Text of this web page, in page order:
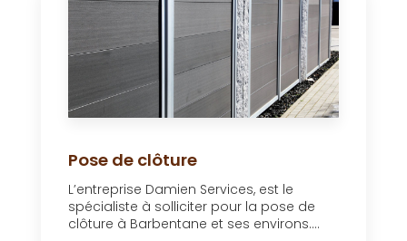
Pose de clôture
L’entreprise Damien Services, est le
spécialiste à solliciter pour la pose de
clôture à Barbentane et ses environs....